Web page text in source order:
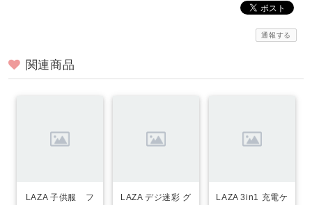
通報する
関連商品
LAZA 子供服 フ
LAZA デジ迷彩 グ
LAZA 3in1 充電ケ